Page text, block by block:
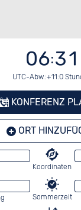
06:31
UTC-Abw.:+11:0
KONFERENZ
ORT
Koordinaten
Sommerzeit